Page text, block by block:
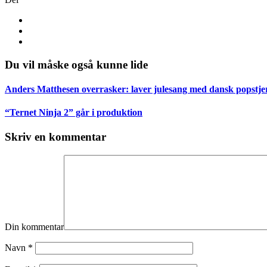
Du vil måske også kunne lide
Anders Matthesen overrasker: laver julesang med dansk
“Ternet Ninja 2” går i produktion
Skriv en kommentar
Din kommentar
Navn *